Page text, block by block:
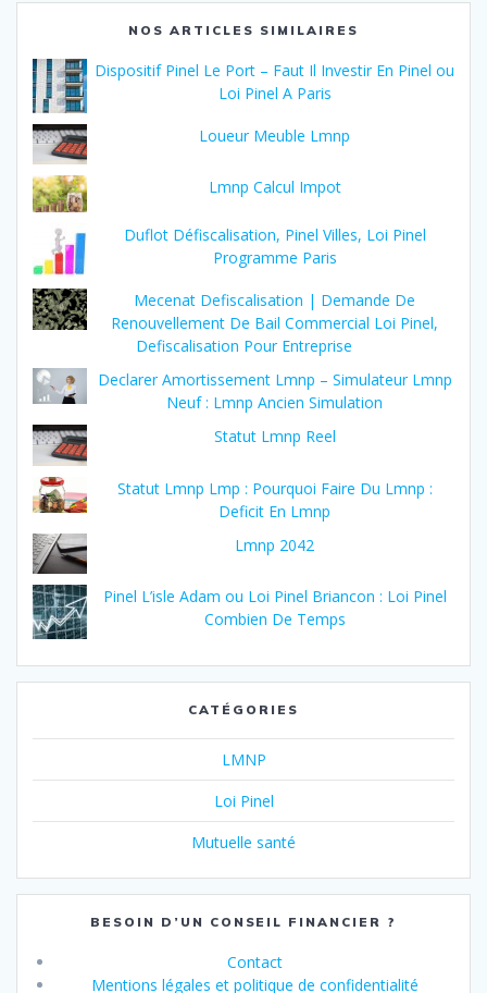
NOS ARTICLES SIMILAIRES
Dispositif Pinel Le Port – Faut Il Investir En Pinel ou
Loi Pinel A Paris
Loueur Meuble Lmnp
Lmnp Calcul Impot
Duflot Défiscalisation, Pinel Villes, Loi Pinel
Programme Paris
Mecenat Defiscalisation | Demande De
Renouvellement De Bail Commercial Loi Pinel,
Defiscalisation Pour Entreprise
Declarer Amortissement Lmnp – Simulateur Lmnp
Neuf : Lmnp Ancien Simulation
Statut Lmnp Reel
Statut Lmnp Lmp : Pourquoi Faire Du Lmnp :
Deficit En Lmnp
Lmnp 2042
Pinel L’isle Adam ou Loi Pinel Briancon : Loi Pinel
Combien De Temps
CATÉGORIES
LMNP
Loi Pinel
Mutuelle santé
BESOIN D’UN CONSEIL FINANCIER ?
Contact
Mentions légales et politique de confidentialité